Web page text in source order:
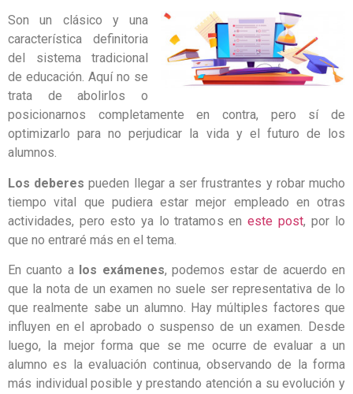
Son un clásico y una
característica definitoria
del sistema tradicional
de educación. Aquí no se
trata de abolirlos o
posicionarnos completamente en contra, pero sí de
optimizarlo para no perjudicar la vida y el futuro de los
alumnos.
Los deberes pueden llegar a ser frustrantes y robar mucho
tiempo vital que pudiera estar mejor empleado en otras
actividades, pero esto ya lo tratamos eneste post, por lo
que no entraré más en el tema.
En cuanto a los exámenes, podemos estar de acuerdo en
que la nota de un examen no suele ser representativa de lo
que realmente sabe un alumno. Hay múltiples factores que
influyen en el aprobado o suspenso de un examen. Desde
luego, la mejor forma que se me ocurre de evaluar a un
alumno es la evaluación continua, observando de la forma
más individual posible y prestando atención a su evolución y